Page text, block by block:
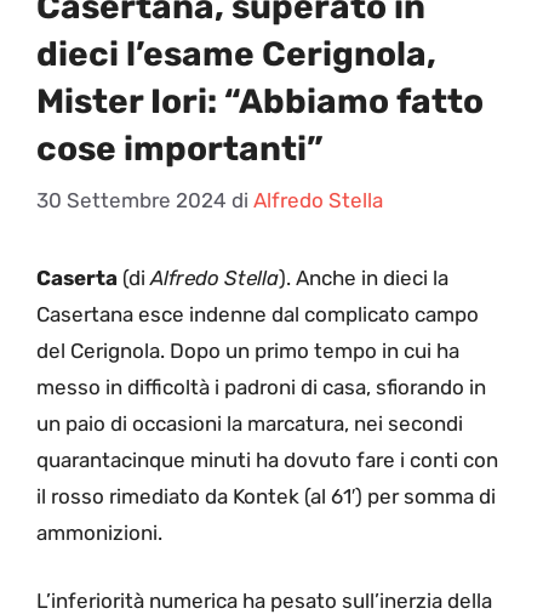
dieci l’esame Cerignola,
Mister Iori: “Abbiamo fatto
cose importanti”
30 Settembre 2024 di Alfredo Stella
Caserta (diAlfredo Stella). Anche in dieci la
Casertana esce indenne dal complicato campo
del Cerignola. Dopo un primo tempo in cui ha
messo in difficoltà i padroni di casa, sfiorando in
un paio di occasioni la marcatura, nei secondi
quarantacinque minuti ha dovuto fare i conti con
il rosso rimediato da Kontek (al 61′) per somma di
ammonizioni.
L’inferiorità numerica ha pesato sull’inerzia della